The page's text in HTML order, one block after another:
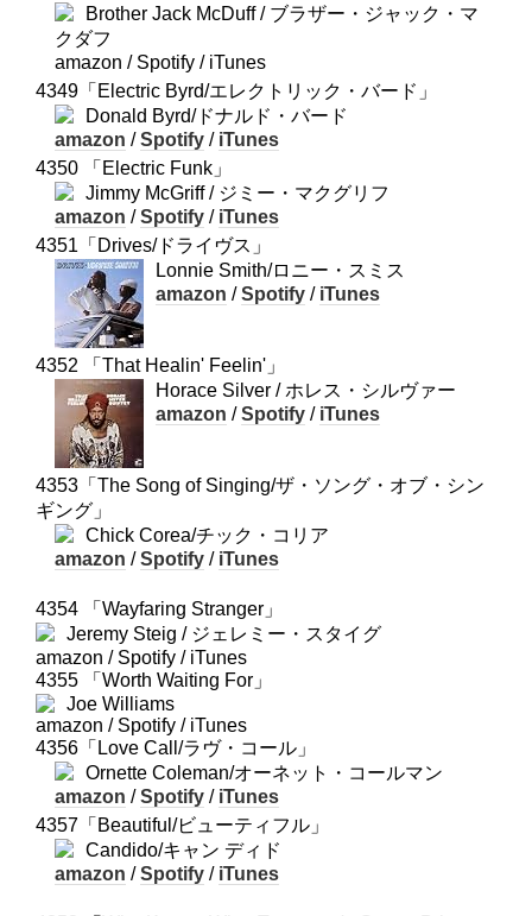
Brother Jack McDuff / ブラザー・ジャック・マ
クダフ
amazon / Spotify / iTunes
4349「Electric Byrd/エレクトリック・バード」
Donald Byrd/ドナルド・バード
amazon /Spotify / iTunes
4350 「Electric Funk」
Jimmy McGriff / ジミー・マクグリフ
amazon /Spotify / iTunes
4351「Drives/ドライヴス」
Lonnie Smith/ロニー・スミス
amazon /Spotify / iTunes
4352 「That Healin' Feelin'」
Horace Silver / ホレス・シルヴァー
amazon /Spotify / iTunes
4353「The Song of Singing/ザ・ソング・オブ・シン
ギング」
Chick Corea/チック・コリア
amazon /Spotify / iTunes
4354 「Wayfaring Stranger」
Jeremy Steig / ジェレミー・スタイグ
amazon / Spotify / iTunes
4355 「Worth Waiting For」
Joe Williams
amazon / Spotify / iTunes
4356「Love Call/ラヴ・コール」
Ornette Coleman/オーネット・コールマン
amazon /Spotify / iTunes
4357「Beautiful/ビューティフル」
Candido/キャン ディド
amazon /Spotify / iTunes